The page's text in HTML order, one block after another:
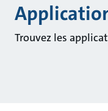
Trouvez les